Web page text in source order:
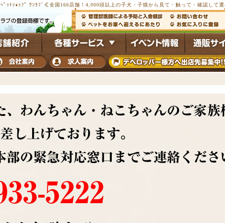
ﾍﾟｯﾄｼｮｯﾌﾟ ﾜﾝﾗﾌﾞ≪全国166店舗！4,000頭以上の子犬・子猫から見て・触って・確認して